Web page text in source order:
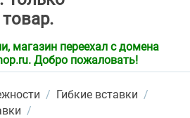
магазин переехал с домена
Добро пожаловать!
/ Гибкие вставки /
/